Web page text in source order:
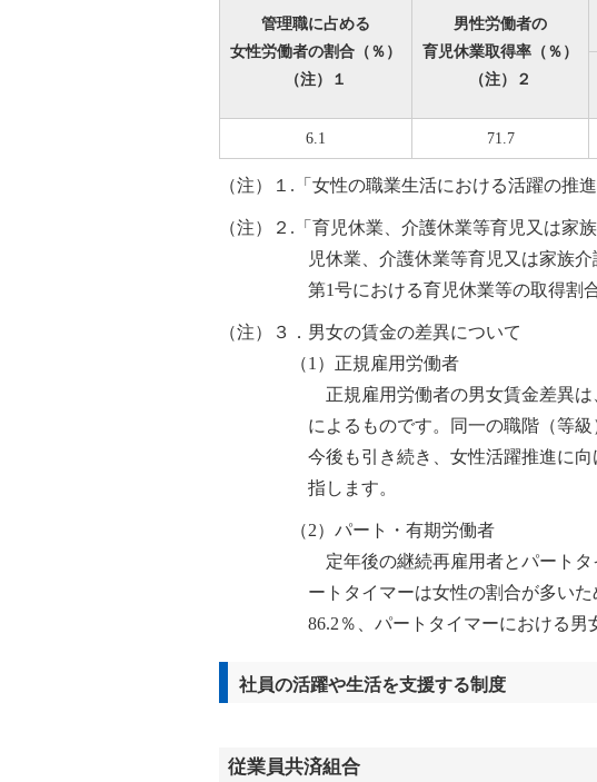
管理職に占める
女性労働者の割合（％）
（注）１
男性労働者の
育児休業取得率（％）
（注）２
6.1 71.7
（注）１.「女性の職業生活における活躍の推
（注）２.「育児休業、介護休業等育児又は家
児休業、介護休業等育児又は家族
第1号における育児休業等の取得割
（注）３．男女の賃金の差異について
（1）正規雇用労働者
正規雇用労働者の男女賃金差異は
によるものです。同一の職階（等
今後も引き続き、女性活躍推進に
指します。
（2）パート・有期労働者
定年後の継続再雇用者とパートタ
ートタイマーは女性の割合が多い
86.2％、パートタイマーにおける男
社員の活躍や生活を支援する制度
従業員共済組合